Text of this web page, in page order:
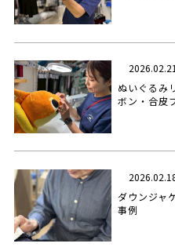
2026.02.21
ぬいぐるみ
ボン・合皮
ダウンジャ
事例